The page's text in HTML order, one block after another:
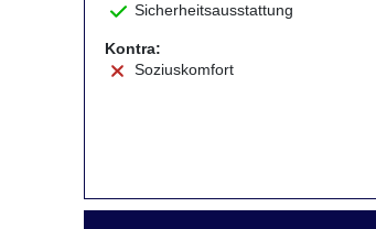
Sicherheitsausstattung
Kontra:
Soziuskomfort